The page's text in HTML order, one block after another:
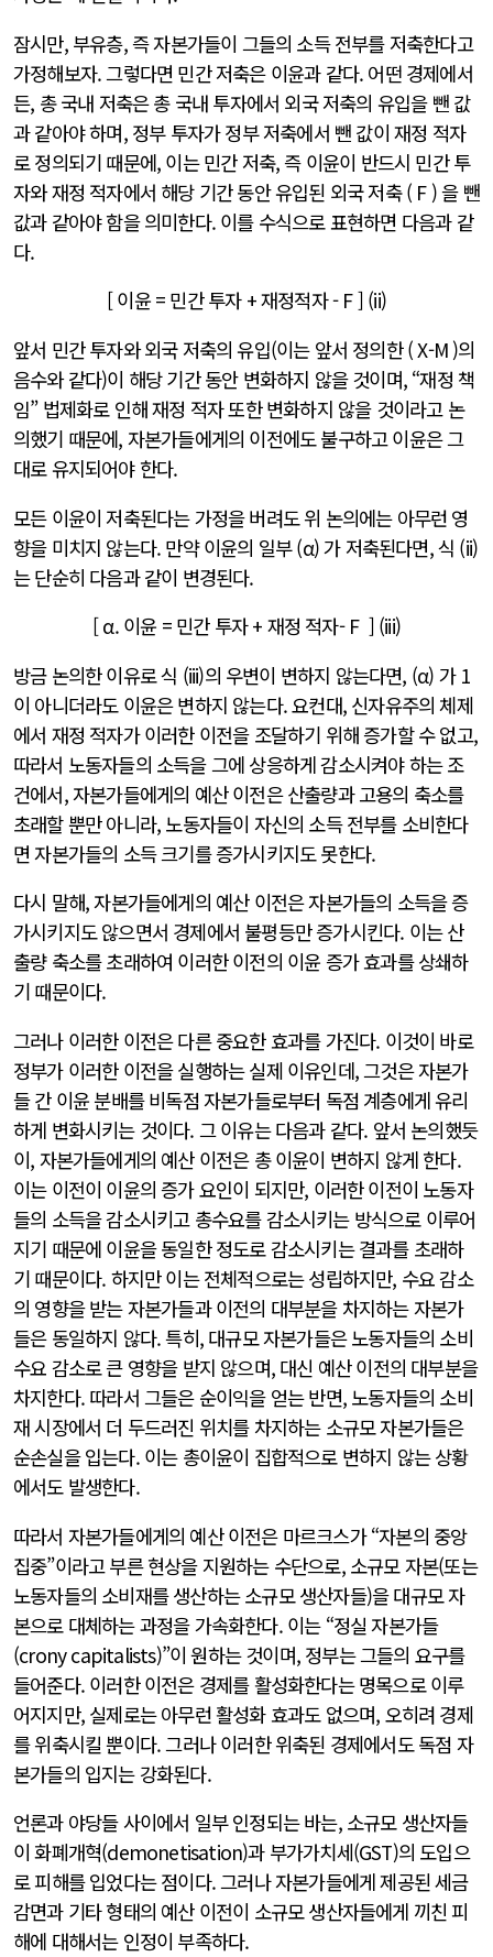
잠시만, 부유층, 즉 자본가들이 그들의 소득 전부를 저축한다고
가정해보자. 그렇다면 민간 저축은 이윤과 같다. 어떤 경제에서
든, 총 국내 저축은 총 국내 투자에서 외국 저축의 유입을 뺀 값
과 같아야 하며, 정부 투자가 정부 저축에서 뺀 값이 재정 적자
로 정의되기 때문에, 이는 민간 저축, 즉 이윤이 반드시 민간 투
자와 재정 적자에서 해당 기간 동안 유입된 외국 저축 ( F ) 을 뺀
값과 같아야 함을 의미한다. 이를 수식으로 표현하면 다음과 같
다.
[ 이윤 = 민간 투자 + 재정적자 - F ] (ii)
앞서 민간 투자와 외국 저축의 유입(이는 앞서 정의한 ( X-M )의
음수와 같다)이 해당 기간 동안 변화하지 않을 것이며, “재정 책
임” 법제화로 인해 재정 적자 또한 변화하지 않을 것이라고 논
의했기 때문에, 자본가들에게의 이전에도 불구하고 이윤은 그
대로 유지되어야 한다.
모든 이윤이 저축된다는 가정을 버려도 위 논의에는 아무런 영
향을 미치지 않는다. 만약 이윤의 일부 (α) 가 저축된다면, 식 (ii)
는 단순히 다음과 같이 변경된다.
[ α. 이윤 = 민간 투자 + 재정 적자- F ] (iii)
방금 논의한 이유로 식 (iii)의 우변이 변하지 않는다면, (α) 가 1
이 아니더라도 이윤은 변하지 않는다. 요컨대, 신자유주의 체제
에서 재정 적자가 이러한 이전을 조달하기 위해 증가할 수 없고,
따라서 노동자들의 소득을 그에 상응하게 감소시켜야 하는 조
건에서, 자본가들에게의 예산 이전은 산출량과 고용의 축소를
초래할 뿐만 아니라, 노동자들이 자신의 소득 전부를 소비한다
면 자본가들의 소득 크기를 증가시키지도 못한다.
다시 말해, 자본가들에게의 예산 이전은 자본가들의 소득을 증
가시키지도 않으면서 경제에서 불평등만 증가시킨다. 이는 산
출량 축소를 초래하여 이러한 이전의 이윤 증가 효과를 상쇄하
기 때문이다.
그러나 이러한 이전은 다른 중요한 효과를 가진다. 이것이 바로
정부가 이러한 이전을 실행하는 실제 이유인데, 그것은 자본가
들 간 이윤 분배를 비독점 자본가들로부터 독점 계층에게 유리
하게 변화시키는 것이다. 그 이유는 다음과 같다. 앞서 논의했듯
이, 자본가들에게의 예산 이전은 총 이윤이 변하지 않게 한다.
이는 이전이 이윤의 증가 요인이 되지만, 이러한 이전이 노동자
들의 소득을 감소시키고 총수요를 감소시키는 방식으로 이루어
지기 때문에 이윤을 동일한 정도로 감소시키는 결과를 초래하
기 때문이다. 하지만 이는 전체적으로는 성립하지만, 수요 감소
의 영향을 받는 자본가들과 이전의 대부분을 차지하는 자본가
들은 동일하지 않다. 특히, 대규모 자본가들은 노동자들의 소비
수요 감소로 큰 영향을 받지 않으며, 대신 예산 이전의 대부분을
차지한다. 따라서 그들은 순이익을 얻는 반면, 노동자들의 소비
재 시장에서 더 두드러진 위치를 차지하는 소규모 자본가들은
순손실을 입는다. 이는 총이윤이 집합적으로 변하지 않는 상황
에서도 발생한다.
따라서 자본가들에게의 예산 이전은 마르크스가 “자본의 중앙
집중”이라고 부른 현상을 지원하는 수단으로, 소규모 자본(또는
노동자들의 소비재를 생산하는 소규모 생산자들)을 대규모 자
본으로 대체하는 과정을 가속화한다. 이는 “정실 자본가들
(crony capitalists)”이 원하는 것이며, 정부는 그들의 요구를
들어준다. 이러한 이전은 경제를 활성화한다는 명목으로 이루
어지지만, 실제로는 아무런 활성화 효과도 없으며, 오히려 경제
를 위축시킬 뿐이다. 그러나 이러한 위축된 경제에서도 독점 자
본가들의 입지는 강화된다.
언론과 야당들 사이에서 일부 인정되는 바는, 소규모 생산자들
이 화폐개혁(demonetisation)과 부가가치세(GST)의 도입으
로 피해를 입었다는 점이다. 그러나 자본가들에게 제공된 세금
감면과 기타 형태의 예산 이전이 소규모 생산자들에게 끼친 피
해에 대해서는 인정이 부족하다.